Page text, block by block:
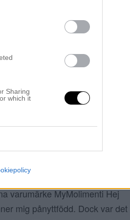
Sharing
which it
att ni mår bra. Jag har haft en
var första helgen efter
är mörkret som är jobbigast.
SLUTSPURTEN.
varumärke MyMolimenti Hej
mig pånyttfödd. Dock var det